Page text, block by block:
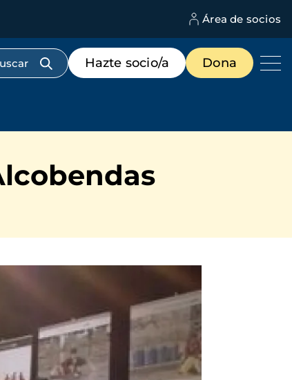
Área de socios
Menú
de
destacados
Hazte socio/a Dona